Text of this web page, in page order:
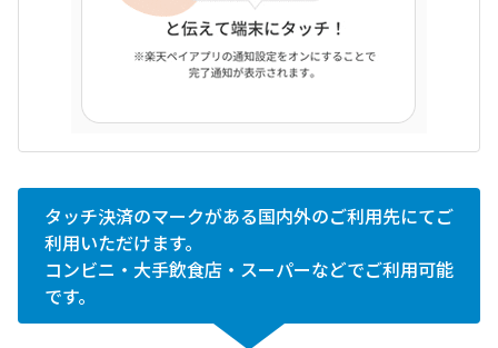
タッチ決済のマークがある国内外のご利用先にてご
利用いただけます。
コンビニ・大手飲食店・スーパーなどでご利用可能
です。